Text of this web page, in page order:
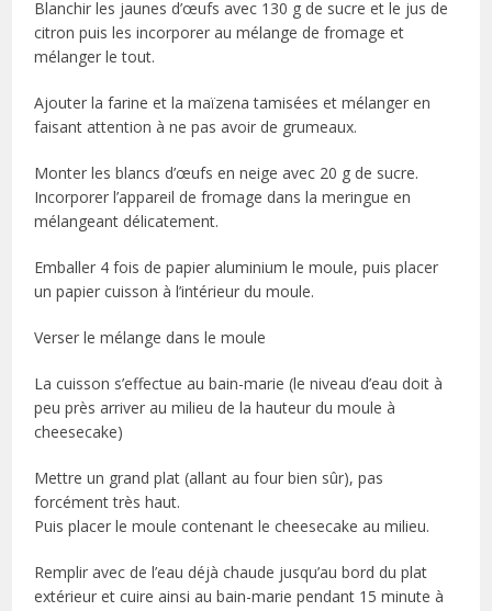
Blanchir les jaunes d’œufs avec 130 g de sucre et le jus de
citron puis les incorporer au mélange de fromage et
mélanger le tout.
Ajouter la farine et la maïzena tamisées et mélanger en
faisant attention à ne pas avoir de grumeaux.
Monter les blancs d’œufs en neige avec 20 g de sucre.
Incorporer l’appareil de fromage dans la meringue en
mélangeant délicatement.
Emballer 4 fois de papier aluminium le moule, puis placer
un papier cuisson à l’intérieur du moule.
Verser le mélange dans le moule
La cuisson s’effectue au bain-marie (le niveau d’eau doit à
peu près arriver au milieu de la hauteur du moule à
cheesecake)
Mettre un grand plat (allant au four bien sûr), pas
forcément très haut.
Puis placer le moule contenant le cheesecake au milieu.
Remplir avec de l’eau déjà chaude jusqu’au bord du plat
extérieur et cuire ainsi au bain-marie pendant 15 minute à